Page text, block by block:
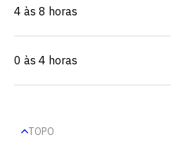
4 às 8 horas
0 às 4 horas
TOPO